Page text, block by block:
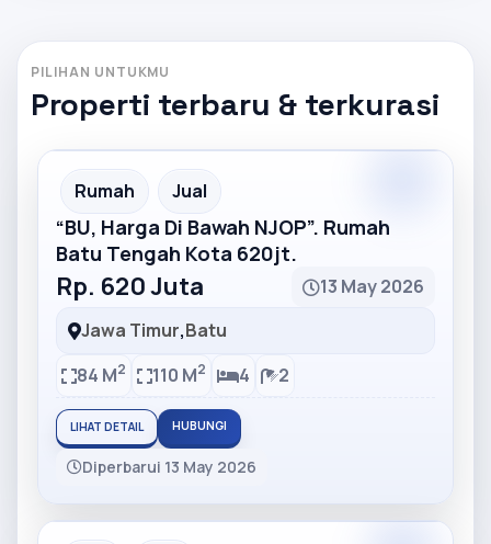
PILIHAN UNTUKMU
Properti terbaru & terkurasi
Partner Ad
Rumah Jual
“BU, Harga Di Bawah NJOP”. Rumah
Batu Tengah Kota 620jt.
Rp. 620 Juta
13 May 2026
Jawa Timur,Batu
84 M2 110 M2 4 2
LIHAT DETAIL HUBUNGI
Diperbarui 13 May 2026